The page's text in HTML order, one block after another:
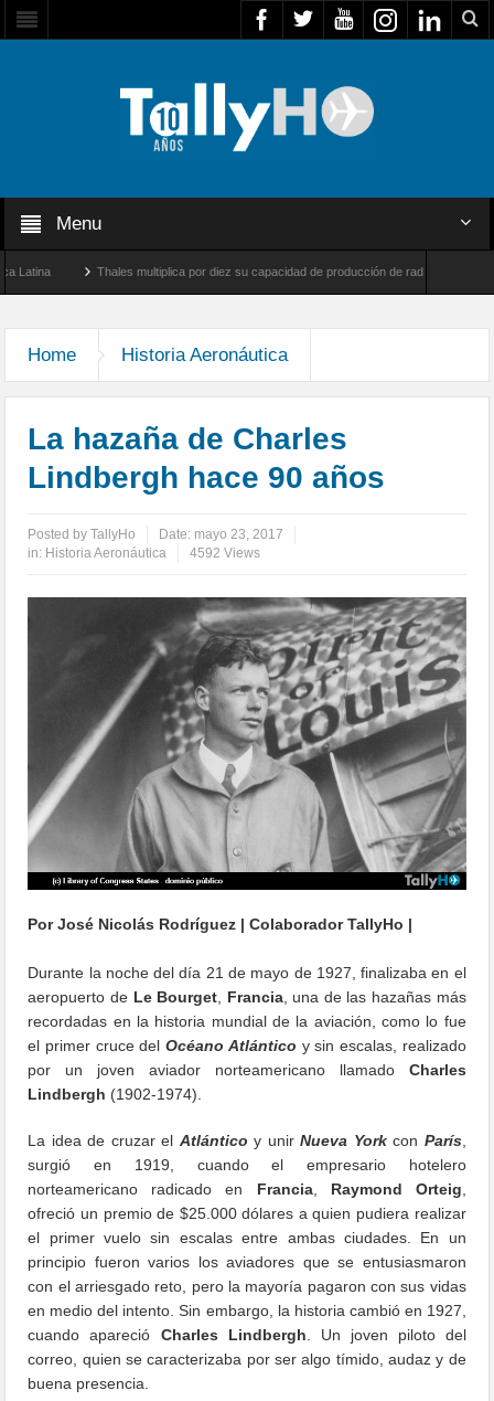
Menu
Thales multiplica por diez su capacidad de producción de radares en Brasil
Home Historia Aeronáutica
La hazaña de Charles
Lindbergh hace 90 años
Posted byTallyHo Date: mayo 23, 2017
in: Historia Aeronáutica 4592 Views
Por José Nicolás Rodríguez | Colaborador TallyHo |
Durante la noche del día 21 de mayo de 1927, finalizaba en el
aeropuerto de Le Bourget Francia, una de las hazañas más
recordadas en la historia mundial de la aviación, como lo fue
el primer cruce delOcéano Atlántico y sin escalas, realizado
por un joven aviador norteamericano llamado Charles
Lindbergh (1902-1974).
La idea de cruzar el Atlántico y unirNueva Yorkcon París,
surgió en 1919, cuando el empresario hotelero
norteamericano radicado en Francia, Raymond Orteig
ofreció un premio de $25.000 dólares a quien pudiera realizar
el primer vuelo sin escalas entre ambas ciudades. En un
principio fueron varios los aviadores que se entusiasmaron
con el arriesgado reto, pero la mayoría pagaron con sus vidas
en medio del intento. Sin embargo, la historia cambió en 1927,
cuando apareció Charles Lindbergh . Un joven piloto del
correo, quien se caracterizaba por ser algo tímido, audaz y de
buena presencia.